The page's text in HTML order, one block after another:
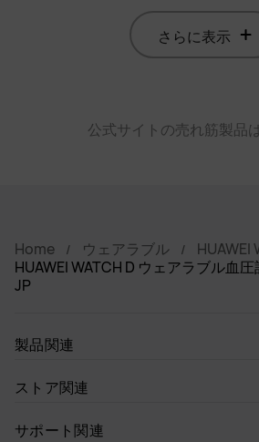
さらに表示
公式サイトの売れ筋製品
Home ウェアラブル
HUAWEI
HUAWEI WATCH D ウェアラブル血
JP
製品関連
ストア関連
サポート関連